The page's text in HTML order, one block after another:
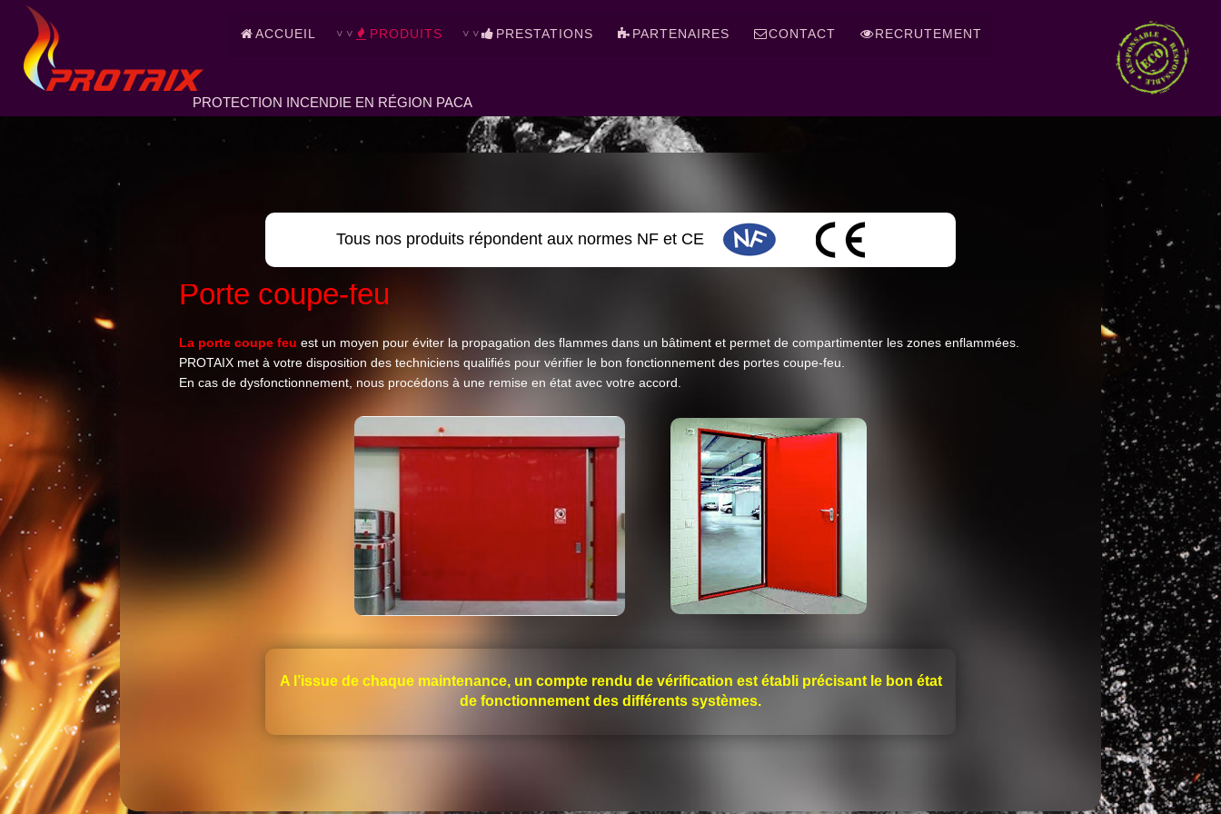
ACCUEIL PRODUITS PRESTATIONS PARTENAIRES CONTACT RECRUTEMENT
PROTECTION INCENDIE EN RÉGION PACA
Tous nos produits répondent aux normes NF et CE
Porte coupe-feu
La porte coupe feu est un moyen pour éviter la propagation des flammes dans un bâtiment et permet de compartimenter les zones enflammées.
PROTAIX met à votre disposition des techniciens qualifiés pour vérifier le bon fonctionnement des portes coupe-feu.
En cas de dysfonctionnement, nous procédons à une remise en état avec votre accord.
A l’issue de chaque maintenance, un compte rendu de vérification est établi précisant le bon état
de fonctionnement des différents systèmes.